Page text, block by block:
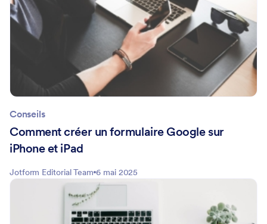
Conseils
Comment créer un formulaire Google sur
iPhone et iPad
Jotform Editorial Team 6 mai 2025